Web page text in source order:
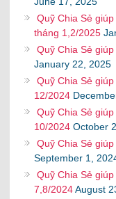
Quỹ Chia Sẻ
tháng 1,2/2025
Quỹ Chia Sẻ
January 22, 2025
Quỹ Chia Sẻ
12/2024
Quỹ Chia Sẻ
10/2024 October
Quỹ Chia Sẻ
September 1,
Quỹ Chia Sẻ
7,8/2024 August